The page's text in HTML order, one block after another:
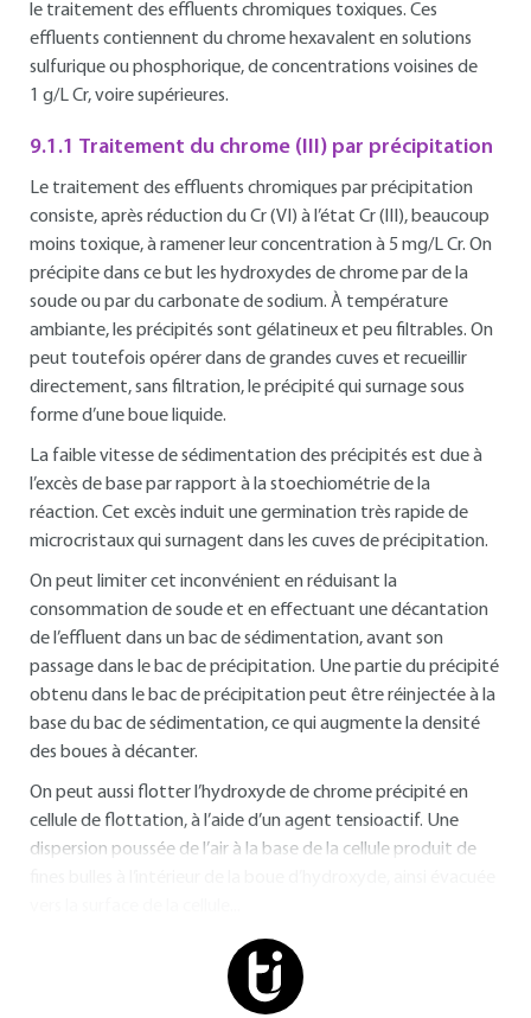
le traitement des effluents chromiques toxiques. Ces
effluents contiennent du chrome hexavalent en solutions
sulfurique ou phosphorique, de concentrations voisines de
1 g/L Cr, voire supérieures.
9.1.1 Traitement du chrome (III) par précipitation
Le traitement des effluents chromiques par précipitation
consiste, après réduction du Cr (VI) à l’état Cr (III), beaucoup
moins toxique, à ramener leur concentration à 5 mg/L Cr. On
précipite dans ce but les hydroxydes de chrome par de la
soude ou par du carbonate de sodium. À température
ambiante, les précipités sont gélatineux et peu filtrables. On
peut toutefois opérer dans de grandes cuves et recueillir
directement, sans filtration, le précipité qui surnage sous
forme d’une boue liquide.
La faible vitesse de sédimentation des précipités est due à
l’excès de base par rapport à la stoechiométrie de la
réaction. Cet excès induit une germination très rapide de
microcristaux qui surnagent dans les cuves de précipitation.
On peut limiter cet inconvénient en réduisant la
consommation de soude et en effectuant une décantation
de l’effluent dans un bac de sédimentation, avant son
passage dans le bac de précipitation. Une partie du précipité
obtenu dans le bac de précipitation peut être réinjectée à la
base du bac de sédimentation, ce qui augmente la densité
des boues à décanter.
On peut aussi flotter l’hydroxyde de chrome précipité en
cellule de flottation, à l’aide d’un agent tensioactif. Une
dispersion poussée de l’air à la base de la cellule produit de